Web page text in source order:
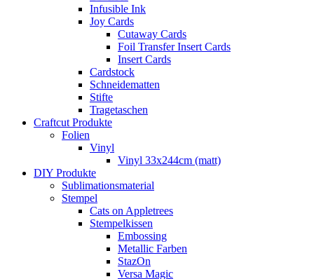
Infusible Ink
Joy Cards
Cutaway Cards
Foil Transfer Insert Cards
Insert Cards
Cardstock
Schneidematten
Stifte
Tragetaschen
Craftcut Produkte
Folien
Vinyl
Vinyl 33x244cm (matt)
DIY Produkte
Sublimationsmaterial
Stempel
Cats on Appletrees
Stempelkissen
Embossing
Metallic Farben
StazOn
Versa Magic